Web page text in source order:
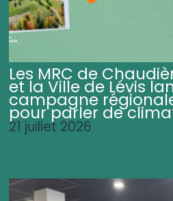
Les MRC de
et la Ville de Lévis
campagne
pour parler de
21 juillet 2026